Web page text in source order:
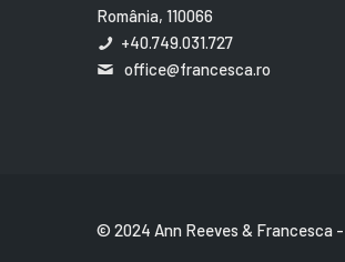
România, 110066
+40.749.031.727
office@francesca.ro
© 2024 Ann Reeves & Francesca